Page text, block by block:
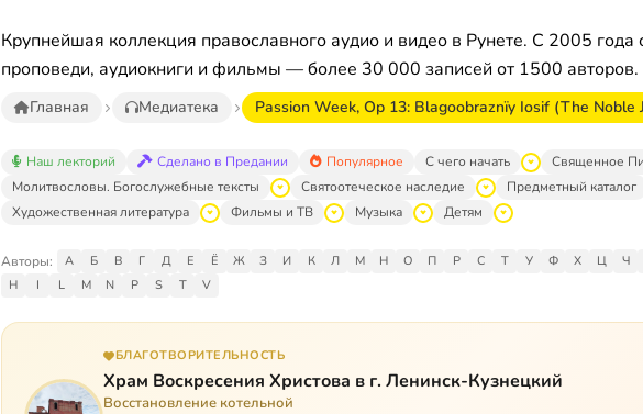
Крупнейшая коллекция православного аудио и видео в Рунете. С 2005 года
проповеди, аудиокниги и фильмы — более 30 000 записей от 1500 авторов.
Главная Медиатека Passion Week, Op 13: Blagoobraznïy Iosif (The Noble
Наш лекторий Сделано в Предании Популярное С чего начать
Священное
Молитвословы. Богослужебные тексты
Святоотеческое наследие
Предметный каталог
Художественная литература
Фильмы и ТВ Музыка Детям
Авторы: А Б В Г Д Е Ё Ж З И К Л М Н О П Р С Т У Ф Х Ц
Ч
H
I L M N P S T V
БЛАГОТВОРИТЕЛЬНОСТЬ
Храм Воскресения Христова в г. Ленинск-Кузнецкий
Восстановление котельной